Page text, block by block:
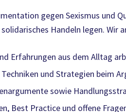
gegen Sexismus und
Handeln legen. Wir
Erfahrungen aus dem Alltag
und Strategien beim
sowie
Best Practice und offene